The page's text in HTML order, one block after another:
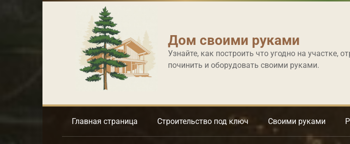
Дом своими руками
Узнайте, как построить что угодно на участке,
починить и оборудовать своими руками.
Главная страница Строительство под ключ Своими руками